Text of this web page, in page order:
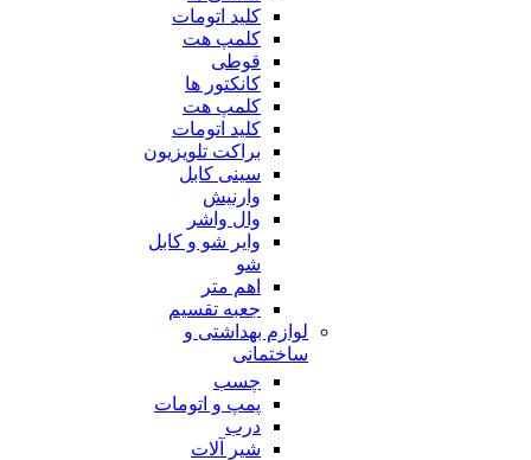
کلید اتومات
کلمپ هت
قوطی
کانکتور ها
کلمپ هت
کلید اتومات
براکت تلویزیون
سینی کابل
وارنیش
وال واشر
وایر شو و کابل
شو
اهم متر
جعبه تقسیم
لوازم بهداشتی و
ساختمانی
چسب
پمپ و اتومات
درب
شیر آلات